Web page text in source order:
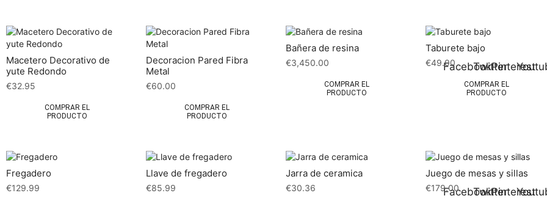
FacebookTwitterPinterest
Macetero Decorativo de
yute Redondo
€32.95
COMPRAR EL
PRODUCTO
Decoracion Pared Fibra
Metal
€60.00
COMPRAR EL
PRODUCTO
Bañera de resina
€3,450.00
COMPRAR EL
PRODUCTO
Taburete bajo
€49.00
COMPRAR EL
PRODUCTO
FacebookTwitterPinterest
Fregadero
€129.99
Llave de fregadero
€85.99
Jarra de ceramica
€30.36
Juego de mesas y sillas
€179.00